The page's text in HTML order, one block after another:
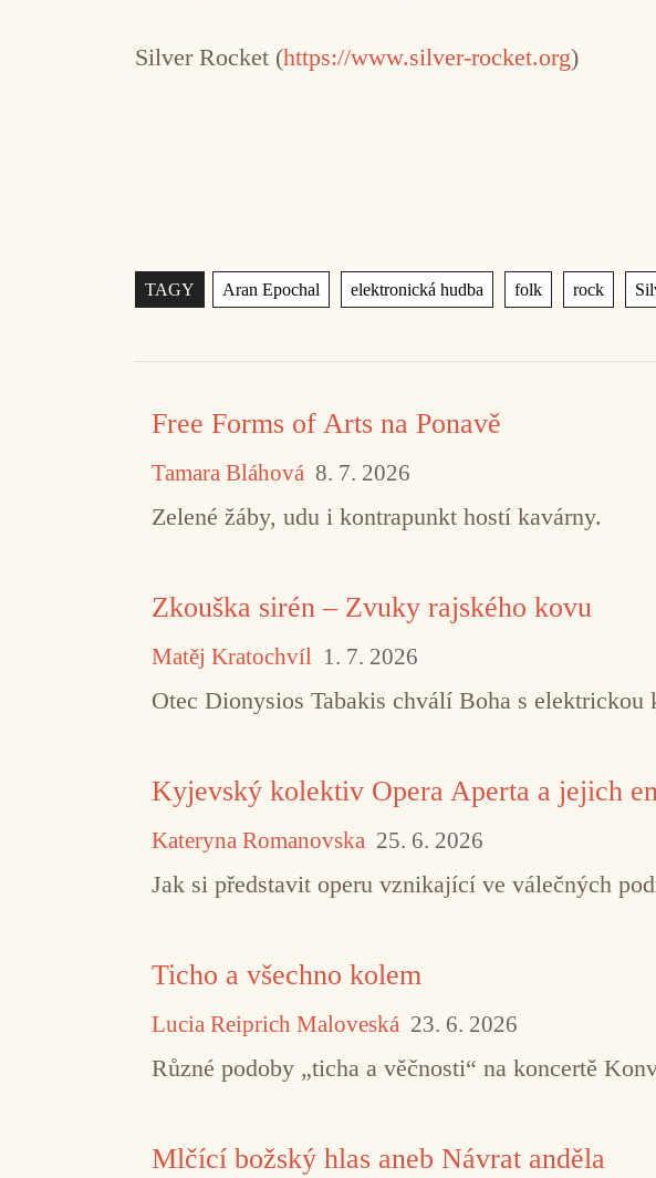
Silver Rocket (https://www.silver-rocket.org)
TAGY
Štítky
Aran Epochal elektronická hudba folk rock
Free Forms of Arts na Ponavě
Tamara Bláhová 8. 7. 2026
Zelené žáby, udu i kontrapunkt hostí kavárny.
Zkouška sirén – Zvuky rajského kovu
Matěj Kratochvíl 1. 7. 2026
Otec Dionysios Tabakis chválí Boha s elektrickou
Kyjevský kolektiv Opera Aperta a jejich
Kateryna Romanovska 25. 6. 2026
Jak si představit operu vznikající ve válečných
Ticho a všechno kolem
Lucia Reiprich Maloveská 23. 6. 2026
Různé podoby „ticha a věčnosti“ na koncertě
Mlčící božský hlas aneb Návrat anděla